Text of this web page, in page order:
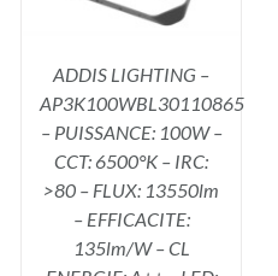
ADDIS LIGHTING –
AP3K100WBL30110865
– PUISSANCE: 100W –
CCT: 6500°K – IRC:
>80 – FLUX: 13550lm
– EFFICACITE:
135lm/W – CL